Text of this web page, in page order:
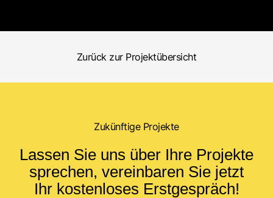
Zurück zur Projektübersicht
Zukünftige Projekte
Lassen Sie uns über Ihre Projekte
sprechen, vereinbaren Sie jetzt
Ihr kostenloses Erstgespräch!